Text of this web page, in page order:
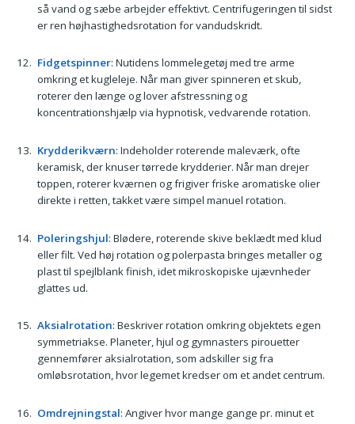
så vand og sæbe arbejder effektivt. Centrifugeringen til sidst
er ren højhastighedsrotation for vandudskridt.
Fidgetspinner: Nutidens lommelegetøj med tre arme
omkring et kugleleje. Når man giver spinneren et skub,
roterer den længe og lover afstressning og
koncentrationshjælp via hypnotisk, vedvarende rotation.
Krydderikværn: Indeholder roterende maleværk, ofte
keramisk, der knuser tørrede krydderier. Når man drejer
toppen, roterer kværnen og frigiver friske aromatiske olier
direkte i retten, takket være simpel manuel rotation.
Poleringshjul: Blødere, roterende skive beklædt med klud
eller filt. Ved høj rotation og polerpasta bringes metaller og
plast til spejlblank finish, idet mikroskopiske ujævnheder
glattes ud.
Aksialrotation: Beskriver rotation omkring objektets egen
symmetriakse. Planeter, hjul og gymnasters pirouetter
gennemfører aksialrotation, som adskiller sig fra
omløbsrotation, hvor legemet kredser om et andet centrum.
Omdrejningstal: Angiver hvor mange gange pr. minut et